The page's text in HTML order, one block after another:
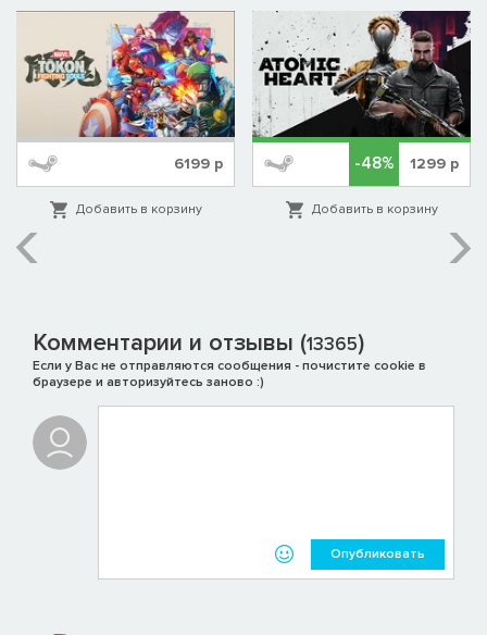
обновлении «The Chop Shop». Помимо всего этого, вас ждет
целый ряд всевозможных гонок, режимов, занятий и мест
для встреч, которые доступны как для одиночной, так и
многопользовательской игры, – в том числе ночные и
игровые клубы, вечеринки в пентхаусах, съезды автоклуба и
многое другое.
6199 р
Добавить в корзину
-48% 1299 р
Добавить в корзину
Комментарии и отзывы (13365)
Если у Вас не отправляются сообщения - почистите cookie в
браузере и авторизуйтесь заново :)
Опубликовать